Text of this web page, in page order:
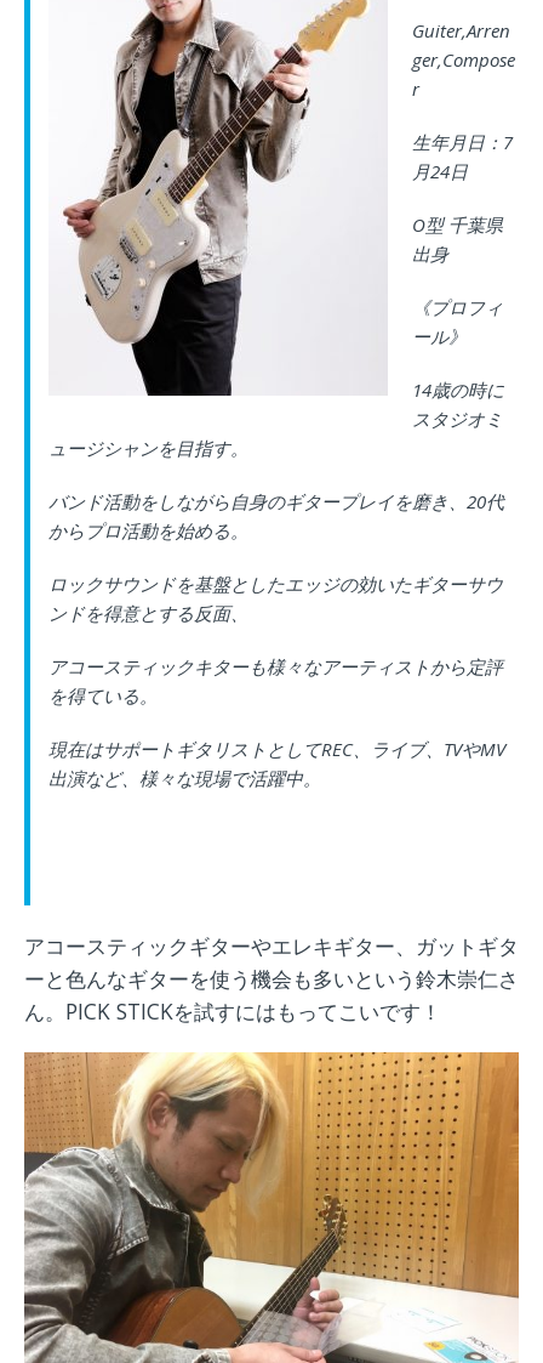
Guiter,Arren
ger,Compose
r
生年月日：7
月24日
O型 千葉県
出身
《プロフィ
ール》
14歳の時に
スタジオミ
ュージシャンを目指す。
バンド活動をしながら自身のギタープレイを磨き、20代
からプロ活動を始める。
ロックサウンドを基盤としたエッジの効いたギターサウ
ンドを得意とする反面、
アコースティックキターも様々なアーティストから定評
を得ている。
現在はサポートギタリストとしてREC、ライブ、TVやMV
出演など、様々な現場で活躍中。
アコースティックギターやエレキギター、ガットギタ
ーと色んなギターを使う機会も多いという鈴木崇仁さ
ん。PICK STICKを試すにはもってこいです！